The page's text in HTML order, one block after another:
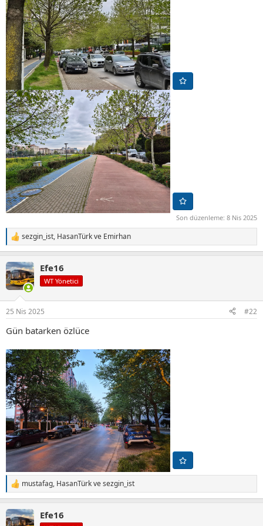
Son düzenleme: 8 Nis 2025
T
e
k
i
l
:
sezgin_ist, HasanTürkve Emirhan
Efe16
WT Yönetici
25 Nis 2025 #22
Gün batarken özlüce
T
e
k
mustafag, HasanTürkvesezgin_ist
Efe16